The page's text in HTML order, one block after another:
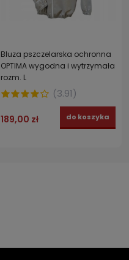
Bluza pszczelarska ochronna
OPTIMA wygodna i wytrzymała
rozm. L
(3.91)
189,00 zł do koszyka